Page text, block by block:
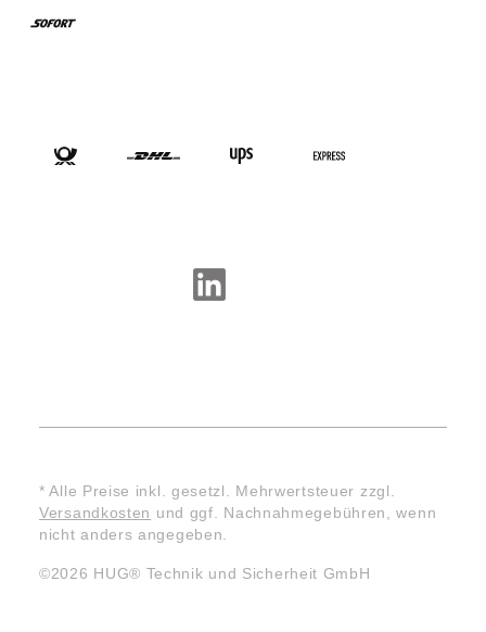
* Alle Preise inkl. gesetzl. Mehrwertsteuer zzgl.
Versandkosten und ggf. Nachnahmegebühren, wenn
nicht anders angegeben.
©2026 HUG® Technik und Sicherheit GmbH